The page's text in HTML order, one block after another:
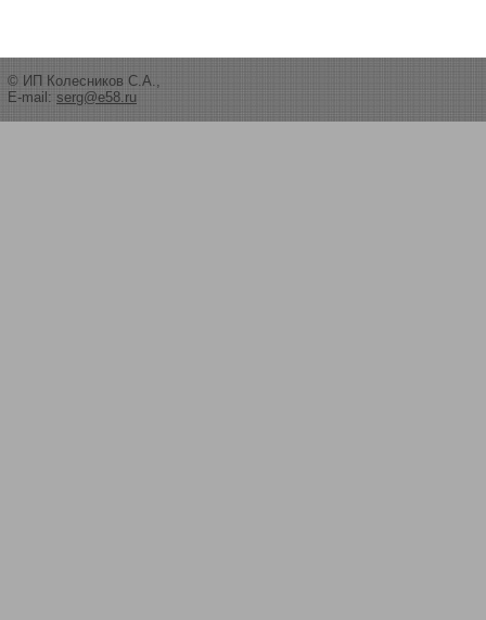
© ИП Колесников С.А.,
E-mail: serg@e58.ru